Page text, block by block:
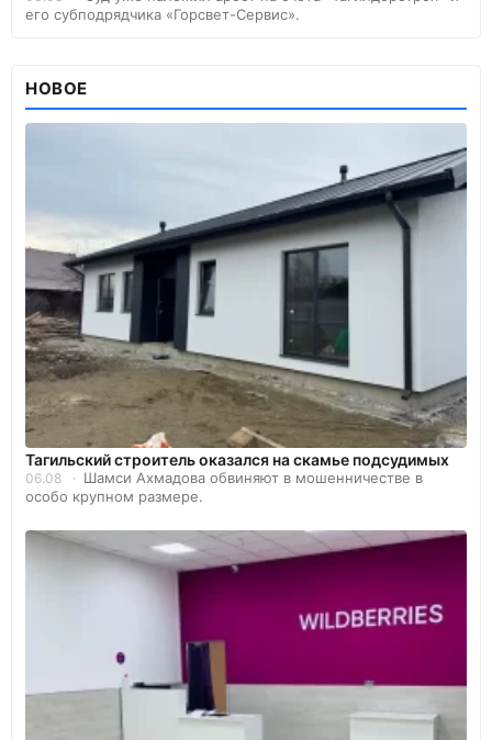
его субподрядчика «Горсвет-Сервис».
НОВОЕ
Тагильский строитель оказался на скамье подсудимых
06.08
Шамси Ахмадова обвиняют в мошенничестве в
особо крупном размере.